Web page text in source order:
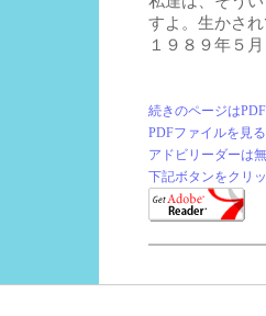
すよ。生かさ
１９８９年５月
続きのページは
PDFファイルを見
アドビリーダーは
下記ボタンをクリ